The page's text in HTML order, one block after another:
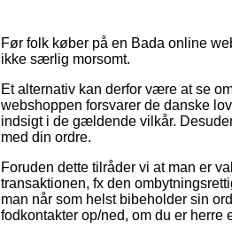
Før folk køber på en Bada online
ikke særlig morsomt.
Et alternativ kan derfor være at se
webshoppen forsvarer de danske
indsigt i de gældende vilkår.
med din ordre.
Foruden dette tilråder vi at man er
transaktionen, fx den
man når som helst bibeholder sin
fodkontakter op/ned, om du er herre